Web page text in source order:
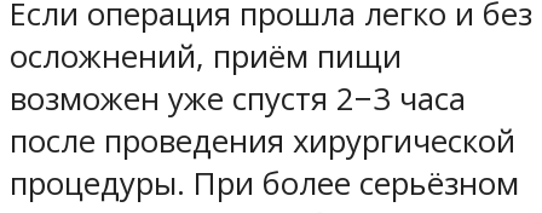
Если операция прошла легко и без
осложнений, приём пищи
возможен уже спустя 2−3 часа
после проведения хирургической
процедуры. При более серьёзном